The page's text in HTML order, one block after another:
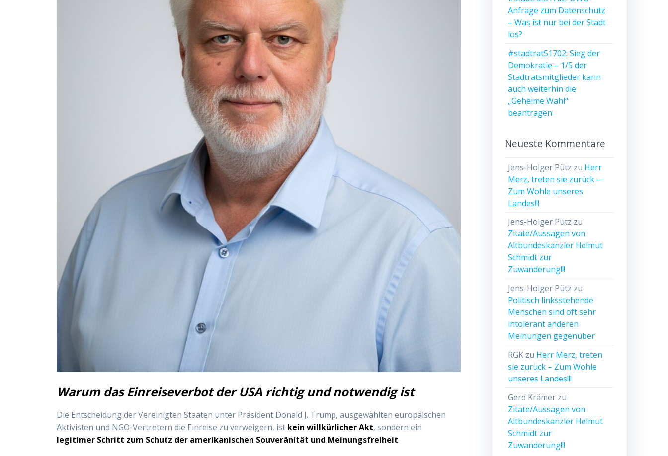
Warum das Einreiseverbot der USA richtig und notwendig ist
Die Entscheidung der Vereinigten Staaten unter Präsident Donald J. Trump, ausgewählten europäischen
Aktivisten und NGO-Vertretern die Einreise zu verweigern, ist kein willkürlicher Akt, sondern ein
legitimer Schritt zum Schutz der amerikanischen Souveränität und Meinungsfreiheit.
Anfrage zum Datenschutz
– Was ist nur bei der Stadt
los?
#stadtrat51702: Sieg der
Demokratie – 1/5 der
Stadtratsmitglieder kann
auch weiterhin die
„Geheime Wahl“
beantragen
Neueste Kommentare
Jens-Holger Pütz zu Herr
Merz, treten sie zurück –
Zum Wohle unseres
Landes!!!
Jens-Holger Pütz zu
Zitate/Aussagen von
Altbundeskanzler Helmut
Schmidt zur
Zuwanderung!!!
Jens-Holger Pütz zu
Politisch linksstehende
Menschen sind oft sehr
intolerant anderen
Meinungen gegenüber
RGK zu Herr Merz, treten
sie zurück – Zum Wohle
unseres Landes!!!
Gerd Krämer zu
Zitate/Aussagen von
Altbundeskanzler Helmut
Schmidt zur
Zuwanderung!!!